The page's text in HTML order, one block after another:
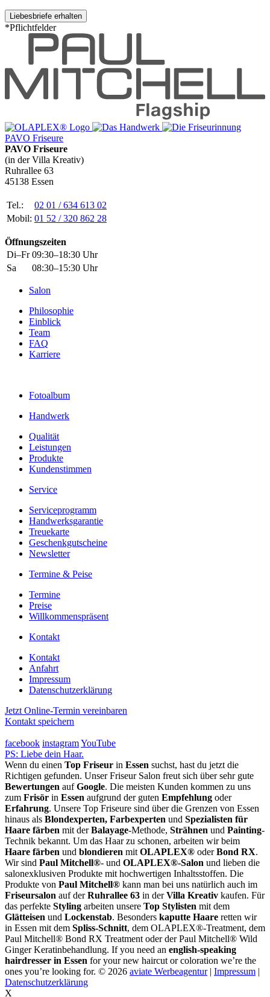
*Pflichtfelder
PAVO Friseure
PAVO Friseure
(in der Villa Kreativ)
Ruhrallee 63
45138 Essen
Tel.:
02 01 / 634 613 02
Mobil: 01 52 / 320 862 28
Öffnungszeiten
Di–Fr 09:30–18:30 Uhr
Sa
08:30–15:30 Uhr
Salon
Philosophie
Einblick
Team
FAQ
Karriere
Fotoalbum
Handwerk
Qualität
Leistungen
Produkte
Kundenstimmen
Service
Serviceprogramm
Handwerksgarantie
Treuekarte
Geschenkgutscheine
Newsletter
Termine & Peise
Termine
Preise
Willkommenspräsent
Kontakt
Kontakt
Anfahrt
Impressum
Datenschutzerklärung
Jetzt Online-Termin vereinbaren
Kontakt speichern
facebook instagramYouTube
PS: Liebe dein Haar.
Wenn du einen Top Friseur in Essen suchst, hast du jetzt die
Richtigen gefunden. Unser Friseur Salon freut sich über sehr gute
Bewertungen aufGoogle. Die meisten Kunden kommen zu uns
zum Frisör in Essen aufgrund der guten Empfehlung oder
Erfahrung. Unsere Top Friseure sind über die Grenzen von Essen
hinaus als Blondexperten, Farbexperten und Spezialisten für
Haare färben mit derBalayage-Methode, Strähnen und Painting-
Technik bekannt. Um das Haar zu schonen, arbeiten wir beim
Haare färben und blondieren mitOLAPLEX® oderBond RX.
Wir sind Paul Mitchell®- und OLAPLEX®-Salon und lieben die
salonexklusiven Produkte mit hochwertigen Inhaltsstoffen. Die
Produkte von Paul Mitchell® kann man bei uns natürlich auch im
Friseursalon auf derRuhrallee 63 in derVilla Kreativ kaufen. Für
das perfekte Styling arbeiten unsere Top Stylisten mit dem
Glätteisen und Lockenstab. Besonders kaputte Haare retten wir
in Essen mit dem Spliss-Schnitt, dem OLAPLEX®-Treatment, dem
Paul Mitchell® Bond RX Treatment oder der Paul Mitchell® Wild
Ginger Keratinbehandlung. If you need an english-speaking
hairdresser in Essen for your new haircut or coloration we’re the
ones you’re looking for. © 2026 aviate Werbeagentur| Impressum |
Datenschutzerklärung
X